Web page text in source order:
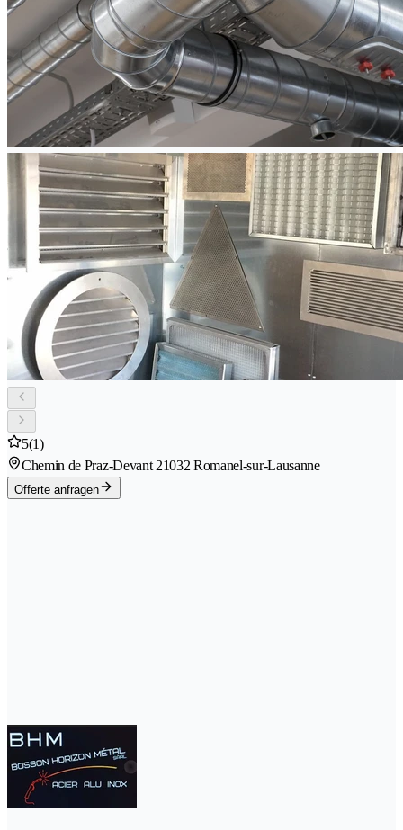
5(1)
Chemin de Praz-Devant 21032 Romanel-sur-Lausanne
Offerte anfragen